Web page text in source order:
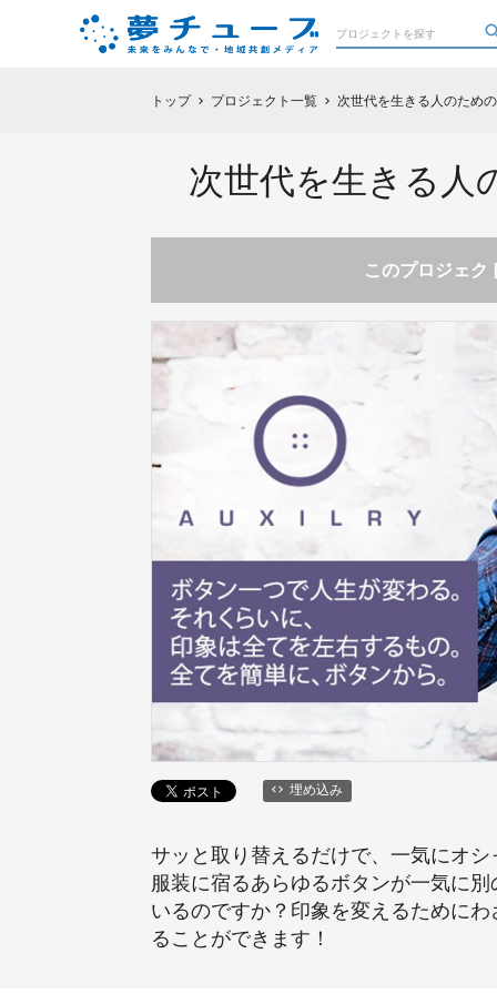
トップ chevron_right プロジェクト一覧 chevron_right 次世代を生きる人のため
次世代を生きる人
このプロジェク
埋め込み
サッと取り替えるだけで、一気にオ
服装に宿るあらゆるボタンが一気に
いるのですか？印象を変えるために
ることができます！